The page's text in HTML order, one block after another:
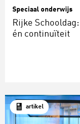
Speciaal onderwijs
Rijke
én continuïteit
artikel